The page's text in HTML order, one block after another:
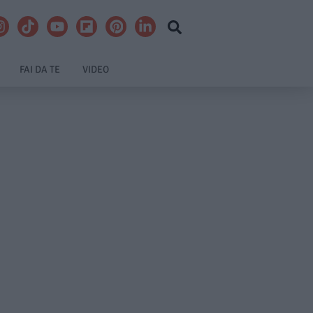
FAI DA TE VIDEO